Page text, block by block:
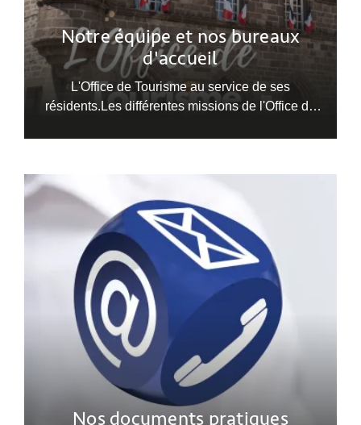
Notre équipe et nos bureaux
d'accueil
L'Office de Tourisme au service de ses
résidents.Les différentes missions de l'Office de
Nos documents pratiques